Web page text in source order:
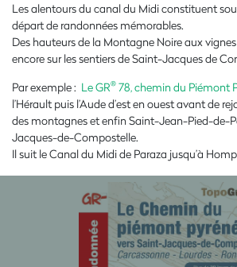
Les alentours du canal du Midi constituent
départ de randonnées mémorables.
Des hauteurs de la Montagne Noire aux
encore sur les sentiers de Saint-Jacques de
Par exemple : Le GR® 78, chemin du Piémont
l’Hérault puis l’Aude d’est en ouest avant de
des montagnes et enfin Saint-Jean-Pied-de-
Jacques-de-Compostelle.
Il suit le Canal du Midi de Paraza jusqu’à